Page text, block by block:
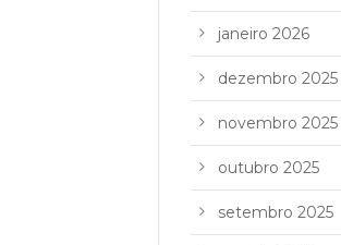
janeiro 2026
dezembro 2025
novembro 2025
outubro 2025
setembro 2025